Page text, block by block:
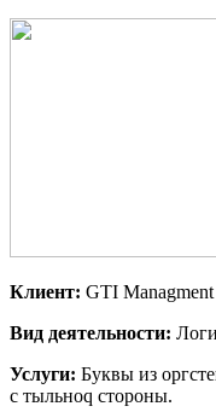
Клиент: GTI Managment
Вид деятельности:
Услуги: Буквы из
с тыльноq стороны.